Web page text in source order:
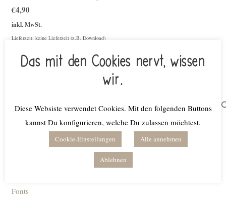
€4,90
inkl. MwSt.
Lieferzeit: keine Lieferzeit (z.B. Download)
In den Warenkorb
nach:
Produktkategorien
Fonts
Das mit den Cookies nervt, wissen
wir.
Diese Websiste verwendet Cookies. Mit den folgenden Buttons
kannst Du konfigurieren, welche Du zulassen möchtest.
Cookie-Einstellungen Alle annehmen
Ablehnen